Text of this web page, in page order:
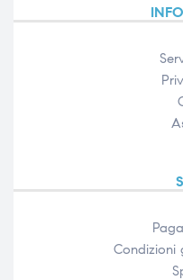
Condizioni